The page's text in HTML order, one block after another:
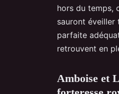
hors du temps,
sauront éveiller
parfaite
retrouvent en
Amboise et